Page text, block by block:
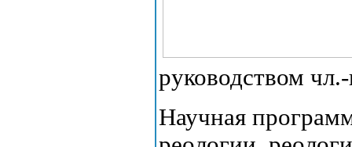
руководством
Научная